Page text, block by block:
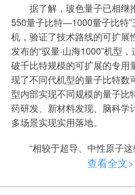
据了解，玻色量子已相继
550量子比特—1000量子比特
机，验证了技术路线的可扩展
发布的“驭量·山海1000”机型
破千比特规模的可扩展的专用
现了不同代机型的量子比特数
型内部实现不同规模的量子比
药研发、新材料发现、脑科学
多场景实现实用落地。
“相较于超导、中性原子这
极端的环境条件，相干光量子
然优势。控制成本低，错误率
查看全文